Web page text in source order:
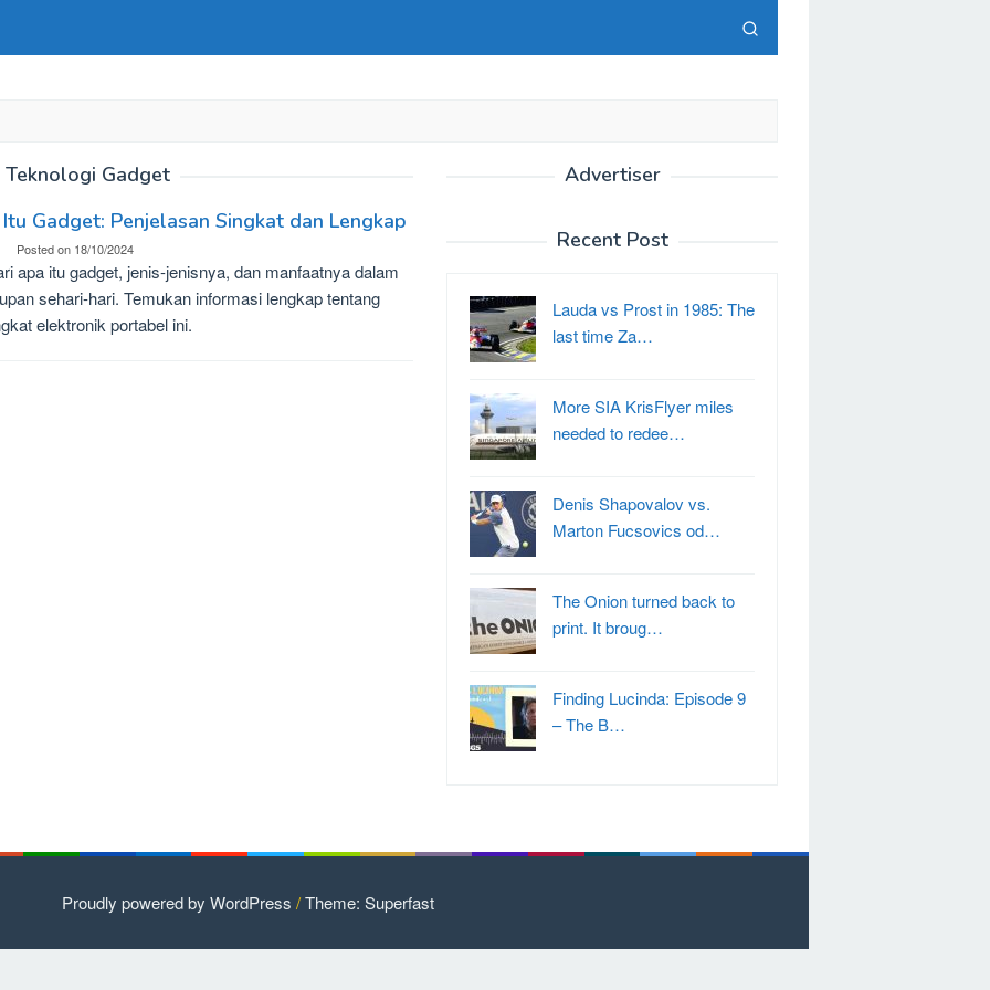
Teknologi Gadget
Gadget: Penjelasan Singkat dan Lengkap
Posted on 18/10/2024
apa itu gadget, jenis-jenisnya, dan manfaatnya dalam
sehari-hari. Temukan informasi lengkap tentang
elektronik portabel ini.
Advertiser
Recent Post
Lauda vs Prost in 1985: The
last time Za…
More SIA KrisFlyer miles
needed to redee…
Denis Shapovalov vs.
Marton Fucsovics od…
The Onion turned back to
print. It broug…
Finding Lucinda: Episode 9
– The B…
Proudly powered by WordPress /Theme: Superfast